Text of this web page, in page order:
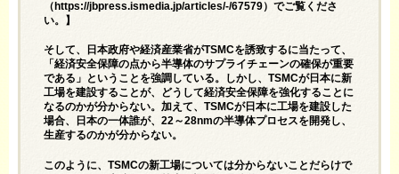
（ https://jbpress.ismedia.jp/articles/-/67579）でご覧くださ
い。】
そして、日本政府や経済産業省がTSMCを誘致するに当たって、
「経済安全保障の点から半導体のサプライチェーンの確保が重要
である」ということを強調している。しかし、TSMCが日本に新
工場を建設することが、どうして経済安全保障を強化することに
なるのかが分からない。加えて、TSMCが日本に工場を建設した
場合、日本の一体誰が、22～28nmの半導体プロセスを開発し、
生産するのかが分からない。
このように、TSMCの新工場については分からないことだらけで